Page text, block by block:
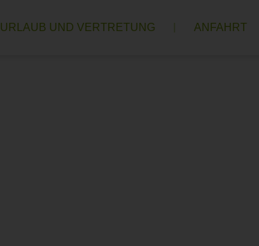
URLAUB UND VERTRETUNG ANFAHRT